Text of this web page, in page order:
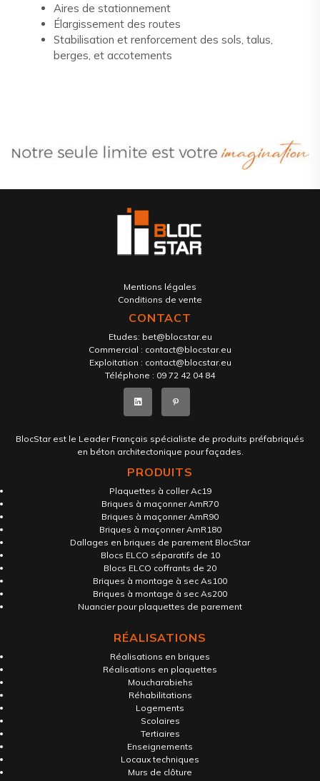
Aires de stationnement
Élargissement des routes
Stabilisation et renforcement des sols, talus,
berges, et accotements
Mentions légales
Conditions de vente
CONTACT
Etudes: bet@blocstar.eu
Commercial : contact@blocstar.eu
Exploitation : contact@blocstar.eu
Téléphone : 09 72 42 04 84
BlocStar est le Leader Français spécialiste de produits préfabriqués
en béton architectonique pour façades.
PRODUITS
Plaquettes à coller Ac19
Briques à maçonner AmR70
Briques à maçonner AmR90
Briques à maçonner AmR180
Dallages en briques de parement BlocStar
Blocs ELCO séparatifs de 10
Blocs ELCO coffrants de 20
Briques à montage à sec As100
Briques à montage à sec As200
Nuancier pour plaquettes de parement
RÉALISATIONS
Réalisations en briques
Réalisations en plaquettes
Moucharabiehs
Réhabilitations
Logements
Scolaires
Tertiaires
Enseignements
Locaux techniques
Murs de clôture